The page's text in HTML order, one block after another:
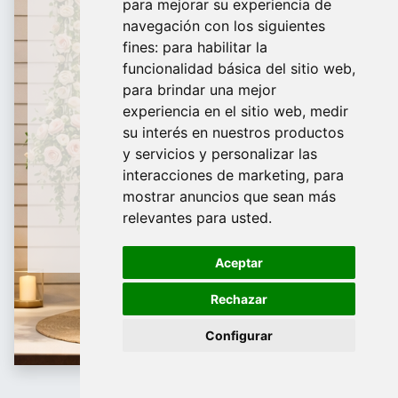
para mejorar su experiencia de
navegación con los siguientes
fines: para habilitar la
funcionalidad básica del sitio web,
para brindar una mejor
experiencia en el sitio web, medir
su interés en nuestros productos
y servicios y personalizar las
interacciones de marketing, para
mostrar anuncios que sean más
relevantes para usted.
Aceptar
Rechazar
Configurar
De Domingo a Viernes
¿Te ayudamos?
688 097 373
​ info@tridecor.net
Contáctanos
Papelería